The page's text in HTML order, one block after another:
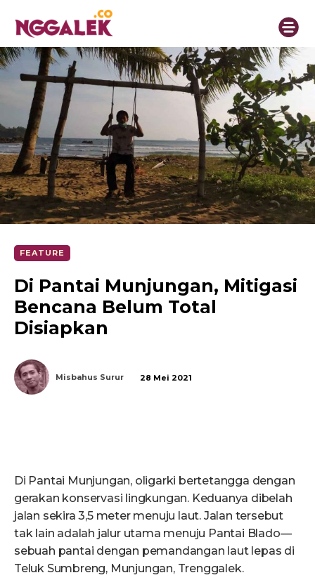
FEATURE
Di Pantai Munjungan, Mitigasi
Bencana Belum Total
Disiapkan
Misbahus Surur 28 Mei 2021
Di Pantai Munjungan, oligarki bertetangga dengan
gerakan konservasi lingkungan. Keduanya dibelah
jalan sekira 3,5 meter menuju laut. Jalan tersebut
tak lain adalah jalur utama menuju Pantai Blado—
sebuah pantai dengan pemandangan laut lepas di
Teluk Sumbreng, Munjungan, Trenggalek.